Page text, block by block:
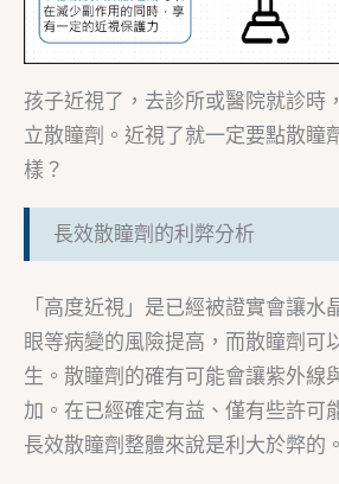
孩子近視了，去診所或醫院就診時
立散瞳劑。近視了就一定要點散瞳
樣？
長效散瞳劑的利弊分析
「高度近視」是已經被證實會讓水
眼等病變的風險提高，而散瞳劑可
生。散瞳劑的確有可能會讓紫外線
加。在已經確定有益、僅有些許可
長效散瞳劑整體來說是利大於弊的。